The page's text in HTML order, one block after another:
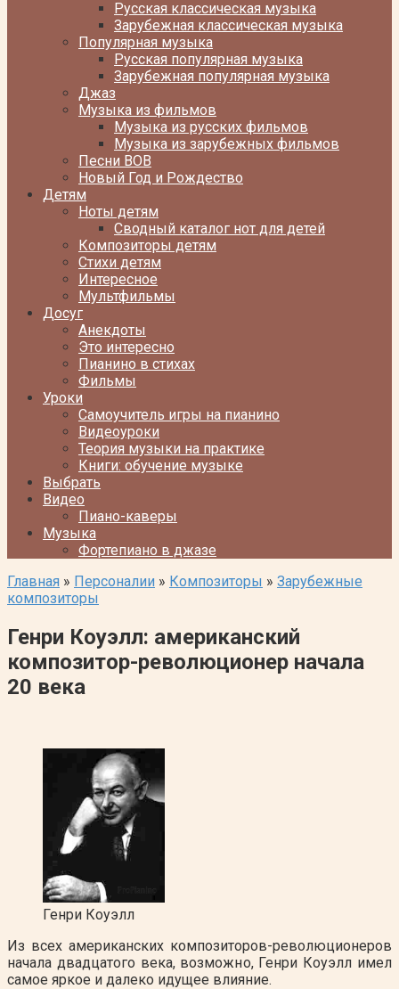
Русская классическая музыка
Зарубежная классическая музыка
Популярная музыка
Русская популярная музыка
Зарубежная популярная музыка
Джаз
Музыка из фильмов
Музыка из русских фильмов
Музыка из зарубежных фильмов
Песни ВОВ
Новый Год и Рождество
Детям
Ноты детям
Сводный каталог нот для детей
Композиторы детям
Стихи детям
Интересное
Мультфильмы
Досуг
Анекдоты
Это интересно
Пианино в стихах
Фильмы
Уроки
Самоучитель игры на пианино
Видеоуроки
Теория музыки на практике
Книги: обучение музыке
Выбрать
Видео
Пиано-каверы
Музыка
Фортепиано в джазе
Главная » Персоналии » Композиторы » Зарубежные
композиторы
Генри Коуэлл: американский
композитор-революционер начала
20 века
Генри Коуэлл
Из всех американских композиторов-революционеров
начала двадцатого века, возможно, Генри Коуэлл имел
самое яркое и далеко идущее влияние.